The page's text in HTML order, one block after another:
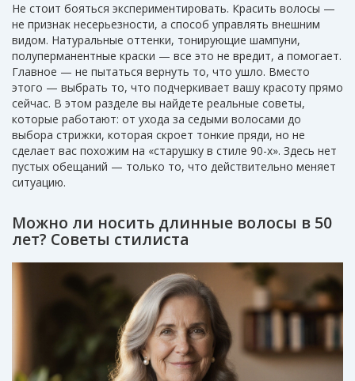
Не стоит бояться экспериментировать. Красить волосы —
не признак несерьезности, а способ управлять внешним
видом. Натуральные оттенки, тонирующие шампуни,
полуперманентные краски — все это не вредит, а помогает.
Главное — не пытаться вернуть то, что ушло. Вместо
этого — выбрать то, что подчеркивает вашу красоту прямо
сейчас. В этом разделе вы найдете реальные советы,
которые работают: от ухода за седыми волосами до
выбора стрижки, которая скроет тонкие пряди, но не
сделает вас похожим на «старушку в стиле 90-х». Здесь нет
пустых обещаний — только то, что действительно меняет
ситуацию.
Можно ли носить длинные волосы в 50
лет? Советы стилиста